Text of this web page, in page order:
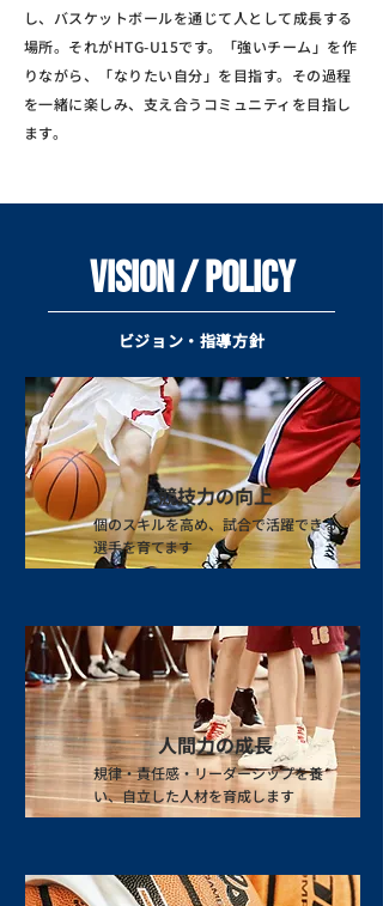
し、バスケットボールを通じて人として成長する
場所。それがHTG-U15です。「強いチーム」を作
りながら、「なりたい自分」を目指す。その過程
を一緒に楽しみ、支え合うコミュニティを目指し
ます。
VISION / policy
ビジョン・指導方針
​競技力の向上
個のスキルを高め、試合で活躍できる
選手を育てます
人間力の成長
規律・責任感・リーダーシップを養
い、自立した人材を育成します